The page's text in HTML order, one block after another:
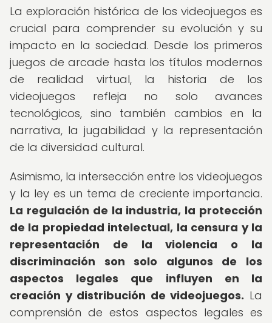
La exploración histórica de los videojuegos es
crucial para comprender su evolución y su
impacto en la sociedad. Desde los primeros
juegos de arcade hasta los títulos modernos
de realidad virtual, la historia de los
videojuegos refleja no solo avances
tecnológicos, sino también cambios en la
narrativa, la jugabilidad y la representación
de la diversidad cultural.
Asimismo, la intersección entre los videojuegos
y la ley es un tema de creciente importancia.
La regulación de la industria, la protección
de la propiedad intelectual, la censura y la
representación de la violencia o la
discriminación son solo algunos de los
aspectos legales que influyen en la
creación y distribución de videojuegos. La
comprensión de estos aspectos legales es